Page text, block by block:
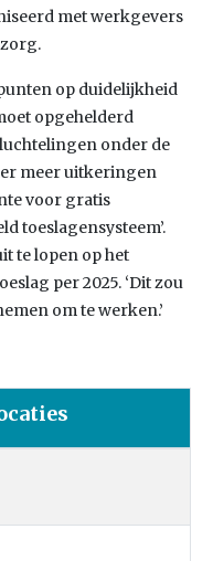
met werkgevers
op duidelijkheid
opgehelderd
onder de
meer uitkeringen
voor gratis
toeslagensysteem’.
te lopen op het
per 2025. ‘Dit zou
om te werken.’